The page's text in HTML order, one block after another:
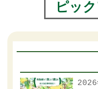
ピッ
2026